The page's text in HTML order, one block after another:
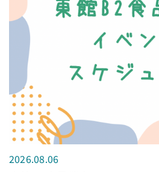
2026.08.06